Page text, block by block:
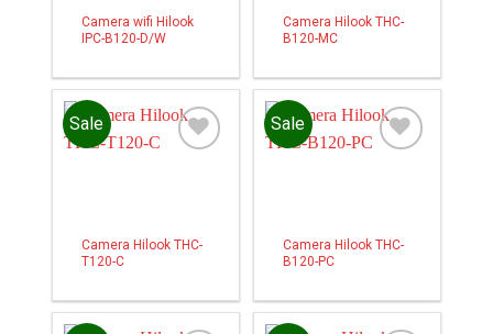
Camera wifi Hilook
IPC-B120-D/W
Camera Hilook THC-
B120-MC
Sale
Camera Hilook THC-
T120-C
Sale
Camera Hilook THC-
B120-PC